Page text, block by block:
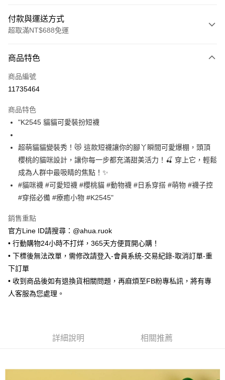
付款與運送方式
超取滿NT$688免運
信用卡一次付款
超商取貨付款
Apple Pay
街口支付
悠遊付
Google Pay
ATM付款
運送方式
全家取貨付款
每筆NT$65，滿NT$688(含以上)免運費
付款後全家取貨
每筆NT$65，滿NT$688(含以上)免運費
7-11取貨付款
商品特色
商品編號
11735464
商品特色
"K2545 貓貓可愛裝扮短襪
超萌貓貓變裝秀！😻 這款短襪讓你的腳丫瞬間可愛爆棚，頭頂
櫻桃的貓咪設計，讓你每一步都充滿甜美活力！🍒 穿上它，輕鬆
成為人群中最吸睛的焦點！✨
#貓咪襪 #可愛短襪 #櫻桃貓 #動物襪 #日系穿搭 #萌物 #襪子控
#穿搭必備 #療癒小物 #K2545"
銷售重點
官方Line ID請搜尋：@ahua.ruok
• 行動購物24小時不打烊，365天方便買開心購！
• 下標後無法改單，需修改請登入-會員系統-交易紀錄-取消訂單-重
下訂單
• 收到商品後如有退換貨相關問題，再麻煩至FB粉專私訊，將有專
人客服為您處理。
詳細說明 相關推薦